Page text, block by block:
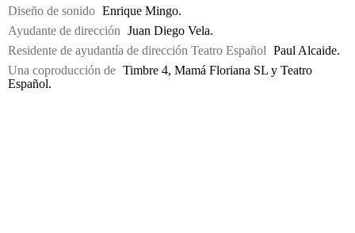
Diseño de sonido Enrique Mingo.
Ayudante de dirección Juan Diego Vela.
Residente de ayudantía de dirección Teatro Español Paul Alcaide.
Una coproducción de Timbre 4, Mamá Floriana SL y Teatro
Español.